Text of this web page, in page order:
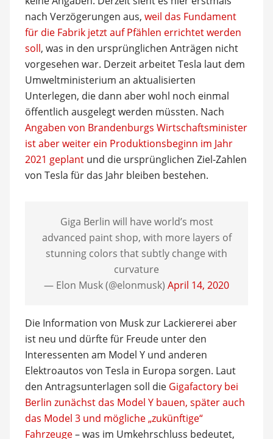
nach Verzögerungen aus, weil das Fundament
für die Fabrik jetzt auf Pfählen errichtet werden
soll, was in den ursprünglichen Anträgen nicht
vorgesehen war. Derzeit arbeitet Tesla laut dem
Umweltministerium an aktualisierten
Unterlegen, die dann aber wohl noch einmal
öffentlich ausgelegt werden müssten. Nach
Angaben von Brandenburgs Wirtschaftsminister
ist aber weiter ein Produktionsbeginn im Jahr
2021 geplantund die ursprünglichen Ziel-Zahlen
von Tesla für das Jahr bleiben bestehen.
Giga Berlin will have world’s most
advanced paint shop, with more layers of
stunning colors that subtly change with
curvature
— Elon Musk (@elonmusk) April 14, 2020
Die Information von Musk zur Lackiererei aber
ist neu und dürfte für Freude unter den
Interessenten am Model Y und anderen
Elektroautos von Tesla in Europa sorgen. Laut
den Antragsunterlagen soll die Gigafactory bei
Berlin zunächst das Model Y bauen, später auch
das Model 3 und mögliche „zukünftige“
Fahrzeuge– was im Umkehrschluss bedeutet,